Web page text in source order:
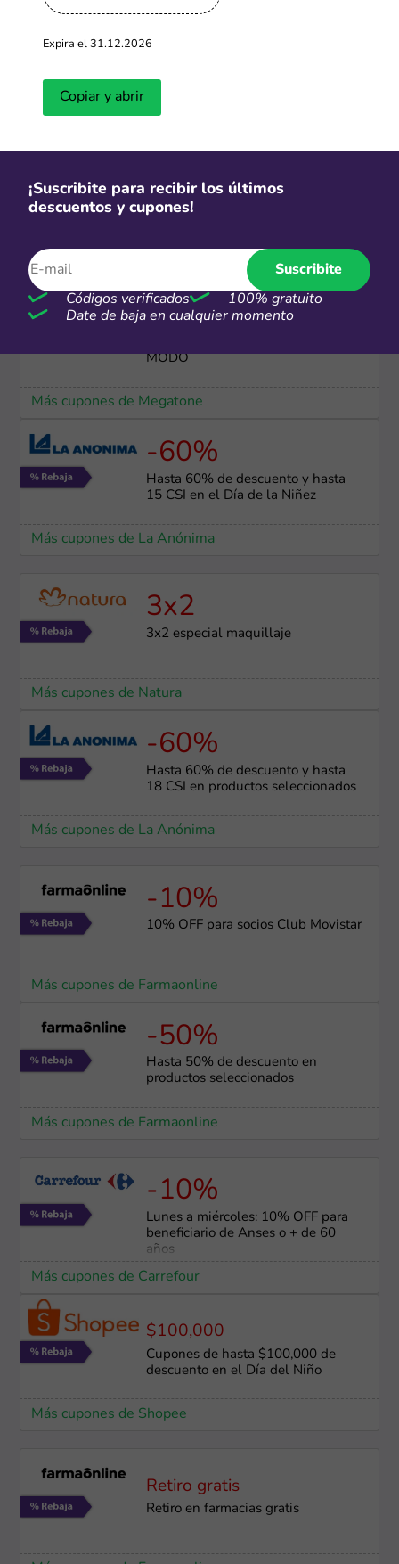
Lunes: 15% OFF pagando con Club
Más cupones de Carrefour
Hasta 40% de descuento en
productos seleccionados
Más cupones de Alibaba
12 CSI
MODO
Más cupones de Megatone
-60%
Hasta 60% de descuento y hasta
15 CSI en el Día de la Niñez
Más cupones de La Anónima
3x2
3x2 especial maquillaje
Más cupones de Natura
-60%
Hasta 60% de descuento y hasta
18 CSI en productos seleccionados
Más cupones de La Anónima
-10%
10% OFF para socios Club Movistar
Más cupones de Farmaonline
-50%
Hasta 50% de descuento en
productos seleccionados
Más cupones de Farmaonline
-10%
Lunes a miércoles: 10% OFF para
beneficiario de Anses o + de 60
años
Más cupones de Carrefour
$100,000
Cupones de hasta $100,000 de
descuento en el Día del Niño
Más cupones de Shopee
Retiro gratis
Retiro en farmacias gratis
Expira el 31.12.2026
Copiar y abrir
¡Suscribite para recibir los últimos
descuentos y cupones!
Suscribite
Códigos verificados
100% gratuito
Date de baja en cualquier momento